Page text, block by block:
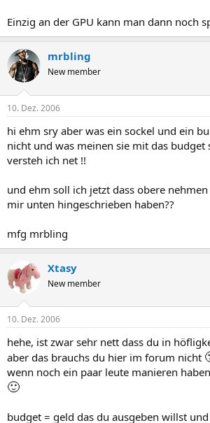
Einzig an der GPU kann man dann noch
mrbling
New member
10. Dez. 2006
hi ehm sry aber was ein sockel und ein
nicht und was meinen sie mit das budget
versteh ich net !!
und ehm soll ich jetzt dass obere
mir unten hingeschrieben haben??
mfg mrbling
Xtasy
New member
10. Dez. 2006
hehe, ist zwar sehr nett dass du in
aber das brauchs du hier im forum nicht
wenn noch ein paar leute manieren
🙂
budget = geld das du ausgeben willst